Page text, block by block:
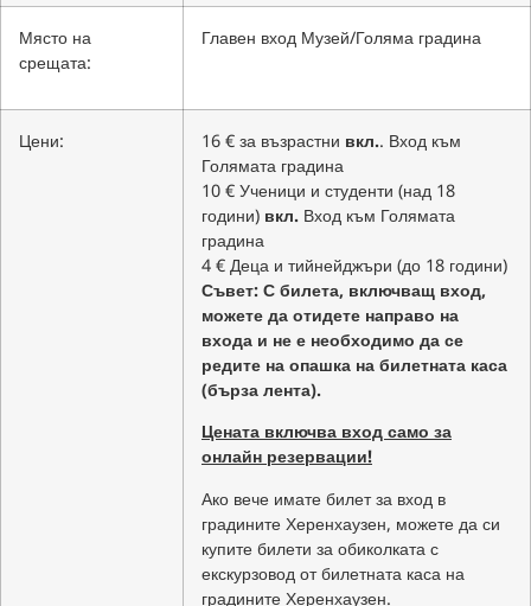
Място на
срещата:
Главен вход Музей/Голяма градина
Цени: 16 € за възрастни вкл.. Вход към
Голямата градина
10 € Ученици и студенти (над 18
години) вкл. Вход към Голямата
градина
4 € Деца и тийнейджъри (до 18 години)
Съвет: С билета, включващ вход,
можете да отидете направо на
входа и не е необходимо да се
редите на опашка на билетната каса
(бърза лента).
Цената включва вход само за
онлайн резервации!
Ако вече имате билет за вход в
градините Херенхаузен, можете да си
купите билети за обиколката с
екскурзовод от билетната каса на
градините Херенхаузен.